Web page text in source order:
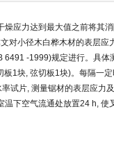
燥应力达到最大值之前将其
对小径木白桦木材的表层
6491 -1999)规定进行。具
1块, 弦切板1块)。每隔一
试片, 测量锯材的表层应力
下空气流通处放置24 h,